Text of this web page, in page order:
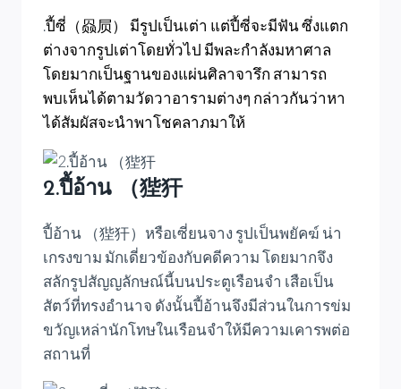
.ปี้ซี่（赑屃） มีรูปเป็นเต่า แต่ปี้ซี่จะมีฟัน ซึ่งแตก
ต่างจากรูปเต่าโดยทั่วไป มีพละกำลังมหาศาล
โดยมากเป็นฐานของแผ่นศิลาจารึก สามารถ
พบเห็นได้ตามวัดวาอารามต่างๆ กล่าวกันว่าหา
ได้สัมผัสจะนำพาโชคลาภมาให้
2.ปี้อ้าน （狴犴
ปี้อ้าน （狴犴）หรือเซี่ยนจาง รูปเป็นพยัคฆ์ น่า
เกรงขาม มักเดี่ยวข้องกับคดีความ โดยมากจึง
สลักรูปสัญญลักษณ์นี้บนประตูเรือนจำ เสือเป็น
สัตว์ที่ทรงอำนาจ ดังนั้นปี้อ้านจึงมีส่วนในการข่ม
ขวัญเหล่านักโทษในเรือนจำให้มีความเคารพต่อ
สถานที่